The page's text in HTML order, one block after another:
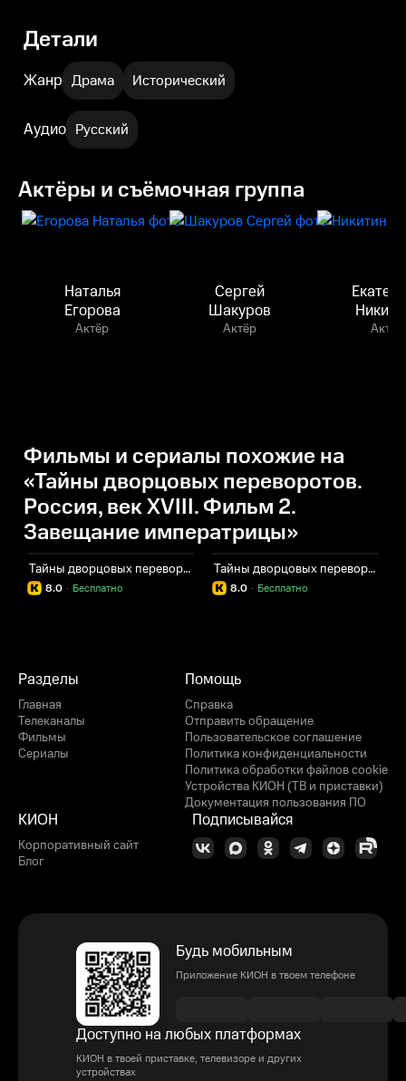
Детали
Жанр Драма Исторический
Аудио Русский
Актёры и съёмочная группа
Наталья
Егорова
Актёр
Сергей
Шакуров
Актёр Актёр
Фильмы и сериалы похожие на
«Тайны дворцовых переворотов.
Россия, век XVIII. Фильм 2.
Завещание императрицы»
Тайны дворцовых переворотов. Россия, век ХVIII. Фильм 4. Падение Голиафа
8.0 Бесплатно
·
Тайны дворцовых переворотов. Россия, век ХVIII. Фильм 6. Смерть юного императора
8.0 Бесплатно
·
Разделы
Главная
Телеканалы
Фильмы
Сериалы
Помощь
Справка
Отправить обращение
Пользовательское соглашение
Политика конфиденциальности
Политика обработки файлов cookie
Устройства КИОН (ТВ и приставки)
Документация пользования ПО
КИОН
Корпоративный сайт
Блог
Подписывайся
Будь мобильным
Приложение КИОН в твоем телефоне
Доступно на любых платформах
КИОН в твоей приставке, телевизоре и других
устройствах